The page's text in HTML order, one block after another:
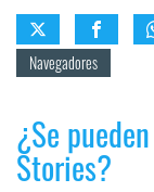
Navegadores
¿Se
Stories?